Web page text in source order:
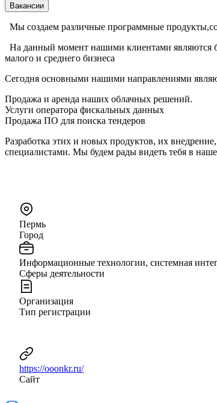
Вакансии
Мы создаем различные программные
На данный момент нашими клиентами являются
малого и среднего бизнеса
Сегодня основными нашими направлениями
Продажа и аренда наших облачных решений.
Услуги оператора фискальных данных
Продажа ПО для поиска тендеров
Разработка этих и новых продуктов, их
специалистами. Мы будем рады видеть тебя в
Пермь
Город
Информационные технологии, системная
Сферы деятельности
Организация
Тип регистрации
https://ooonkr.ru/
Сайт